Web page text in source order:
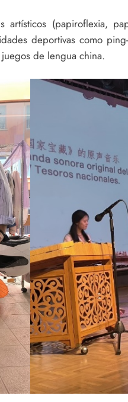
(papiroflexia,
deportivas como
de lengua china.